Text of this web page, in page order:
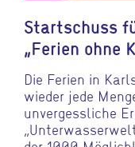
Startschuss
„Ferien ohne
Die Ferien in
wieder jede
unvergessliche